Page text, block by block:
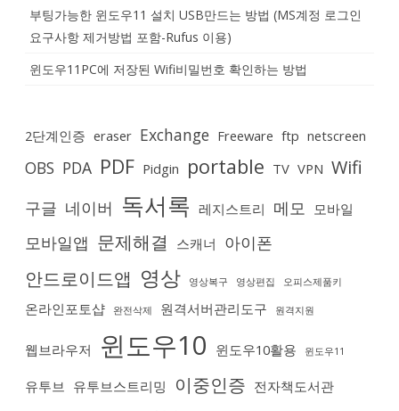
부팅가능한 윈도우11 설치 USB만드는 방법 (MS계정 로그인
요구사항 제거방법 포함-Rufus 이용)
윈도우11PC에 저장된 Wifi비밀번호 확인하는 방법
2단계인증 eraser Exchange Freeware ftp netscreen
OBS PDA PDF Pidgin portable TV VPN Wifi
구글 네이버 독서록 레지스트리 메모 모바일
모바일앱 문제해결 스캐너 아이폰
안드로이드앱 영상 영상복구 영상편집 오피스제품키
온라인포토샵 완전삭제 원격서버관리도구 원격지원
웹브라우저 윈도우10 윈도우10활용 윈도우11
유투브 유투브스트리밍 이중인증 전자책도서관